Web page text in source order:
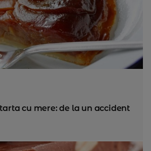
cu mere: de la un accident